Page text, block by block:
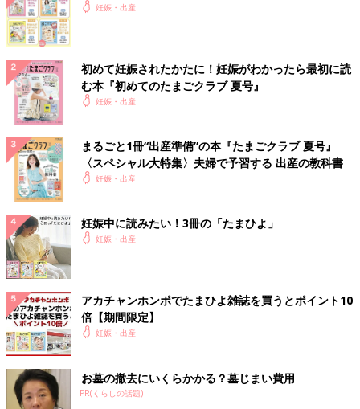
妊娠・出産
初めて妊娠されたかたに！妊娠がわかったら最初に読
む本『初めてのたまごクラブ 夏号』
妊娠・出産
まるごと1冊“出産準備”の本『たまごクラブ 夏号』
〈スペシャル大特集〉夫婦で予習する 出産の教科書
妊娠・出産
妊娠中に読みたい！3冊の「たまひよ」
妊娠・出産
アカチャンホンポでたまひよ雑誌を買うとポイント10
倍【期間限定】
妊娠・出産
お墓の撤去にいくらかかる？墓じまい費用
PR(くらしの話題)